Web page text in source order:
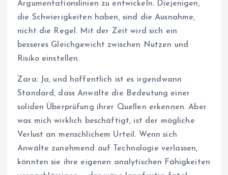
Argumentationslinien zu entwickeln. Diejenigen,
die Schwierigkeiten haben, sind die Ausnahme,
nicht die Regel. Mit der Zeit wird sich ein
besseres Gleichgewicht zwischen Nutzen und
Risiko einstellen.
Zara: Ja, und hoffentlich ist es irgendwann
Standard, dass Anwälte die Bedeutung einer
soliden Überprüfung ihrer Quellen erkennen. Aber
was mich wirklich beschäftigt, ist der mögliche
Verlust an menschlichem Urteil. Wenn sich
Anwälte zunehmend auf Technologie verlassen,
könnten sie ihre eigenen analytischen Fähigkeiten